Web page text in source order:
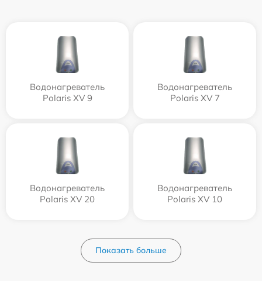
Водонагреватель
Polaris XV 9
Водонагреватель
Polaris XV 7
Водонагреватель
Polaris XV 20
Водонагреватель
Polaris XV 10
Показать больше